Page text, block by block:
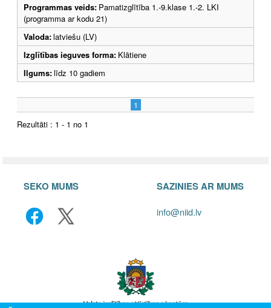
Programmas veids: Pamatizglītība 1.-9.klase 1.-2. LKI
(programma ar kodu 21)
Valoda:latviešu (LV)
Izglītības ieguves forma: Klātiene
Ilgums:līdz 10 gadiem
1
Rezultāti : 1 - 1 no 1
SEKO MUMS SAZINIES AR MUMS
info@niid.lv